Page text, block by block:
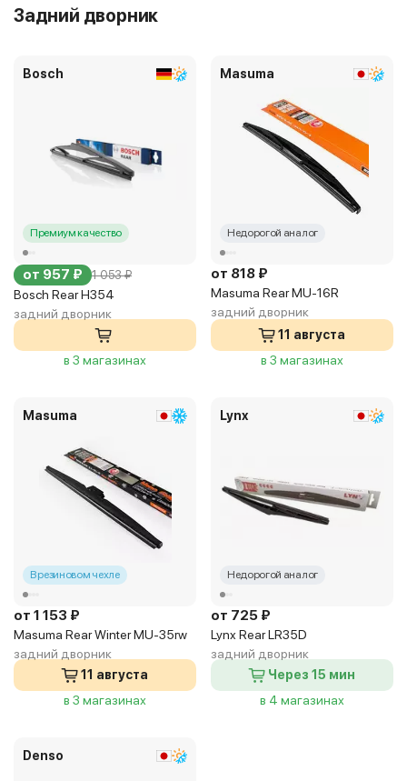
Задний дворник
Bosch
Премиум качество
от 957 ₽ 1 053 ₽
Bosch Rear H354
задний дворник
в 3 магазинах
Masuma
Недорогой аналог
от 818 ₽
Masuma Rear MU-16R
задний дворник
11 августа
в 3 магазинах
Masuma
В резиновом чехле
от 1 153 ₽
Masuma Rear Winter MU-35rw
задний дворник
11 августа
в 3 магазинах
Lynx
Недорогой аналог
от 725 ₽
Lynx Rear LR35D
задний дворник
Через 15 мин
в 4 магазинах
Denso